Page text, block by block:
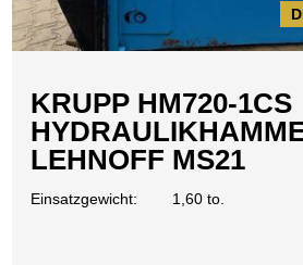
KRUPP HM720-1CS
LEHNOFF MS21
Einsatzgewicht: 1,60 to.